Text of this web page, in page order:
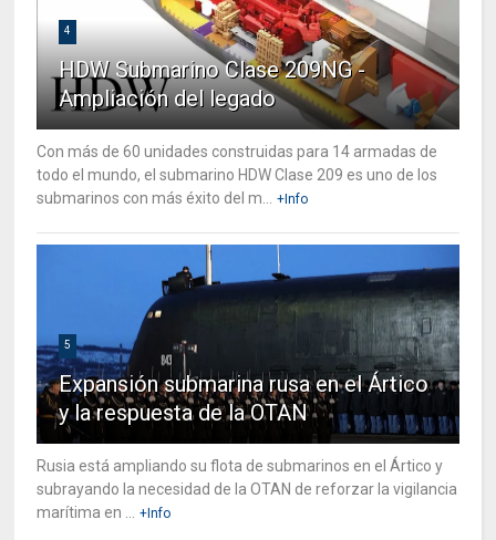
4
HDW Submarino Clase 209NG -
Ampliación del legado
Con más de 60 unidades construidas para 14 armadas de
todo el mundo, el submarino HDW Clase 209 es uno de los
submarinos con más éxito del m...
+Info
5
Expansión submarina rusa en el Ártico
y la respuesta de la OTAN
Rusia está ampliando su flota de submarinos en el Ártico y
subrayando la necesidad de la OTAN de reforzar la vigilancia
marítima en ...
+Info